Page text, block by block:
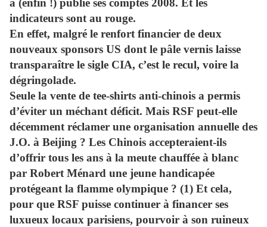
a (enfin !) publié ses comptes 2008. Et les
indicateurs sont au rouge.
En effet, malgré le renfort financier de deux
nouveaux sponsors US dont le pâle vernis laisse
transparaître le sigle CIA, c’est le recul, voire la
dégringolade.
Seule la vente de tee-shirts anti-chinois a permis
d’éviter un méchant déficit. Mais RSF peut-elle
décemment réclamer une organisation annuelle des
J.O. à Beijing ? Les Chinois accepteraient-ils
d’offrir tous les ans à la meute chauffée à blanc
par Robert Ménard une jeune handicapée
protégeant la flamme olympique ? (1) Et cela,
pour que RSF puisse continuer à financer ses
luxueux locaux parisiens, pourvoir à son ruineux